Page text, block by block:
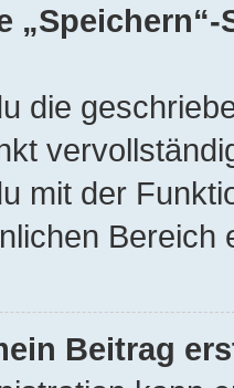
die
mit der
Bereich
Beitrag